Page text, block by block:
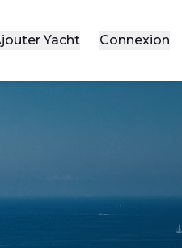
Yacht Connexion